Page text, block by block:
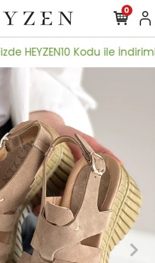
HEYZEN10 Kodu ile
0